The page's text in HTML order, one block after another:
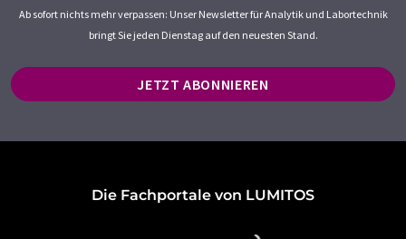
Ab sofort nichts mehr verpassen: Unser Newsletter für Analytik und Labortechnik
bringt Sie jeden Dienstag auf den neuesten Stand.
JETZT ABONNIEREN
Die Fachportale von LUMITOS